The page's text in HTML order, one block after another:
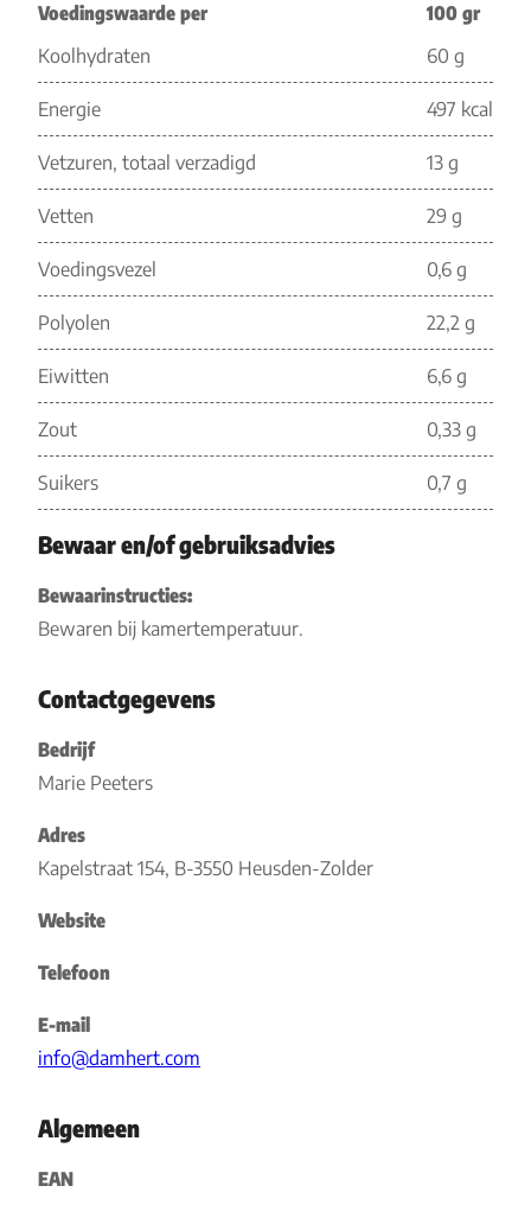
Voedingswaarde per
100 gr
Koolhydraten
60 g
Energie 497 kcal
Vetzuren, totaal verzadigd 13 g
Vetten 29 g
Voedingsvezel 0,6 g
Polyolen 22,2 g
Eiwitten 6,6 g
Zout 0,33 g
Suikers 0,7 g
Bewaar en/of gebruiksadvies
Bewaarinstructies:
Bewaren bij kamertemperatuur.
Contactgegevens
Bedrijf
Marie Peeters
Adres
Kapelstraat 154, B-3550 Heusden-Zolder
Website
Telefoon
E-mail
info@damhert.com
Algemeen
EAN